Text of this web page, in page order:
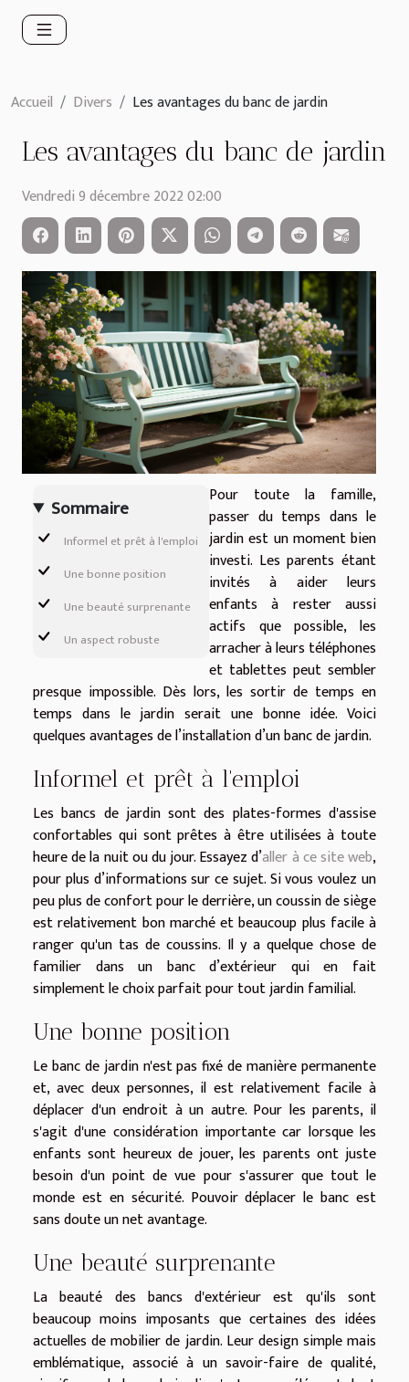
Accueil Divers Les avantages du banc de jardin
Les avantages du banc de jardin
Vendredi 9 décembre 2022 02:00
Sommaire
Informel et prêt à l'emploi
Une bonne position
Une beauté surprenante
Un aspect robuste
Pour toute la famille,
passer du temps dans le
jardin est un moment bien
investi. Les parents étant
invités à aider leurs
enfants à rester aussi
actifs que possible, les
arracher à leurs téléphones
et tablettes peut sembler
presque impossible. Dès lors, les sortir de temps en
temps dans le jardin serait une bonne idée. Voici
quelques avantages de l’installation d’un banc de jardin.
Informel et prêt à l'emploi
Les bancs de jardin sont des plates-formes d'assise
confortables qui sont prêtes à être utilisées à toute
heure de la nuit ou du jour. Essayez d’aller à ce site web,
pour plus d’informations sur ce sujet. Si vous voulez un
peu plus de confort pour le derrière, un coussin de siège
est relativement bon marché et beaucoup plus facile à
ranger qu'un tas de coussins. Il y a quelque chose de
familier dans un banc d’extérieur qui en fait
simplement le choix parfait pour tout jardin familial.
Une bonne position
Le banc de jardin n'est pas fixé de manière permanente
et, avec deux personnes, il est relativement facile à
déplacer d'un endroit à un autre. Pour les parents, il
s'agit d'une considération importante car lorsque les
enfants sont heureux de jouer, les parents ont juste
besoin d'un point de vue pour s'assurer que tout le
monde est en sécurité. Pouvoir déplacer le banc est
sans doute un net avantage.
Une beauté surprenante
La beauté des bancs d'extérieur est qu'ils sont
beaucoup moins imposants que certaines des idées
actuelles de mobilier de jardin. Leur design simple mais
emblématique, associé à un savoir-faire de qualité,